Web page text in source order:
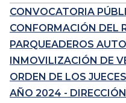
CONVOCATORIA
CONFORMACIÓN DEL
PARQUEADEROS
INMOVILIZACIÓN DE
ORDEN DE LOS
AÑO 2024 -